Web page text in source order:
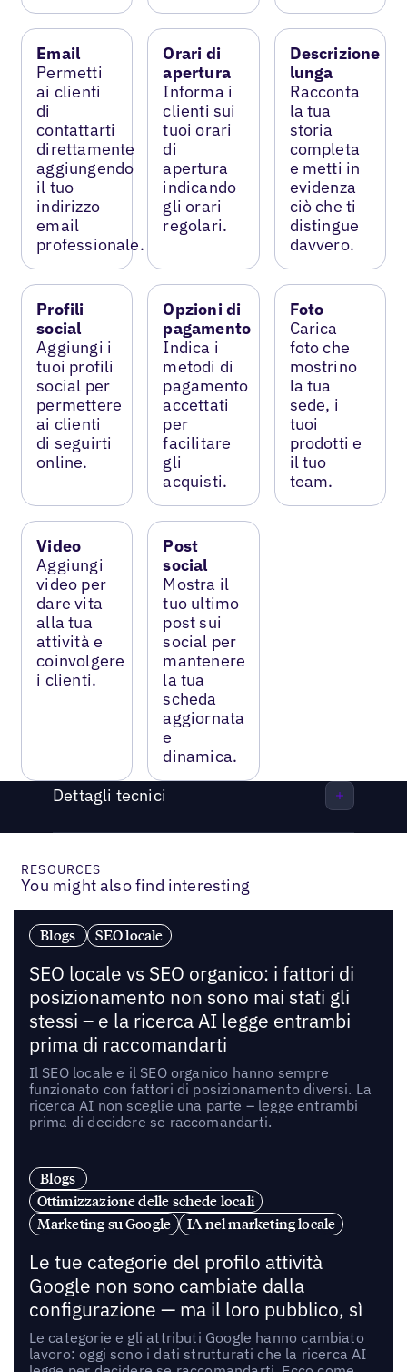
Email
Permetti
ai clienti
di
contattarti
direttamente
aggiungendo
il tuo
indirizzo
email
professionale.
Orari di
apertura
Informa i
clienti sui
tuoi orari
di
apertura
indicando
gli orari
regolari.
Descrizione
lunga
Racconta
la tua
storia
completa
e metti in
evidenza
ciò che ti
distingue
davvero.
Profili
social
Aggiungi i
tuoi profili
social per
permettere
ai clienti
di seguirti
online.
Opzioni di
pagamento
Indica i
metodi di
pagamento
accettati
per
facilitare
gli
acquisti.
Foto
Carica
foto che
mostrino
la tua
sede, i
tuoi
prodotti e
il tuo
team.
Video
Aggiungi
video per
dare vita
alla tua
attività e
coinvolgere
i clienti.
Post
social
Mostra il
tuo ultimo
post sui
social per
mantenere
la tua
scheda
aggiornata
e
dinamica.
Dettagli tecnici
RESOURCES
You might also find interesting
Blogs SEO locale
SEO locale vs SEO organico: i fattori di
posizionamento non sono mai stati gli
stessi – e la ricerca AI legge entrambi
prima di raccomandarti
Il SEO locale e il SEO organico hanno sempre
funzionato con fattori di posizionamento diversi. La
ricerca AI non sceglie una parte – legge entrambi
prima di decidere se raccomandarti.
Blogs
Ottimizzazione delle schede locali
Marketing su Google
IA nel marketing locale
Le tue categorie del profilo attività
Google non sono cambiate dalla
configurazione — ma il loro pubblico, sì
Le categorie e gli attributi Google hanno cambiato
lavoro: oggi sono i dati strutturati che la ricerca AI